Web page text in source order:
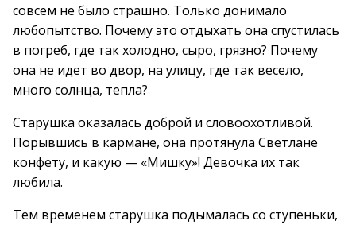
совсем не было страшно. Только донимало
любопытство. Почему это отдыхать она спустилась
в погреб, где так холодно, сыро, грязно? Почему
она не идет во двор, на улицу, где так весело,
много солнца, тепла?
Старушка оказалась доброй и словоохотливой.
Порывшись в кармане, она протянула Светлане
конфету, и какую — «Мишку»! Девочка их так
любила.
Тем временем старушка подымалась со ступеньки,